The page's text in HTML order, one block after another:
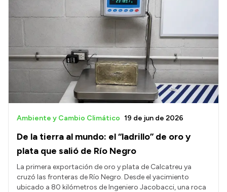
De la tierra al mundo: el “ladrillo” de oro y
plata que salió de Río Negro
Ambiente y Cambio Climático 19 de jun de 2026
La primera exportación de oro y plata de Calcatreu ya
cruzó las fronteras de Río Negro. Desde el yacimiento
ubicado a 80 kilómetros de Ingeniero Jacobacci, una roca